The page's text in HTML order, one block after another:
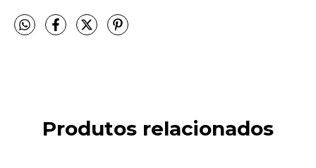
Produtos relacionados